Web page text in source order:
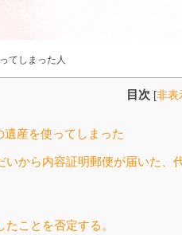
てしまった人
目次 [非表
遺産を使ってしまった
いから内容証明郵便が届いた、
たことを否定する。